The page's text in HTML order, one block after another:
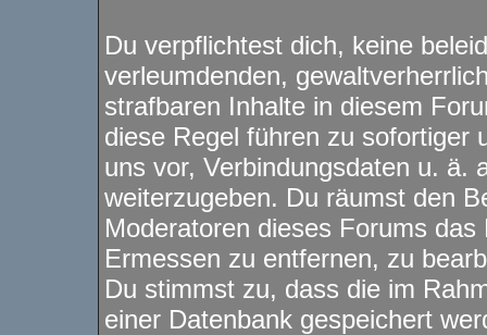
Du verpflichtest dich, keine
verleumdenden,
strafbaren Inhalte in diesem
diese Regel führen zu sofortiger
uns vor, Verbindungsdaten u. ä.
weiterzugeben. Du räumst den
Moderatoren dieses Forums
Ermessen zu entfernen, zu
Du stimmst zu, dass die im
einer Datenbank gespeichert